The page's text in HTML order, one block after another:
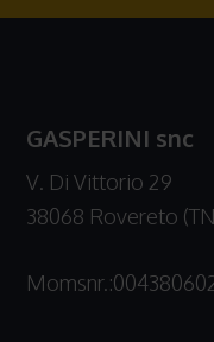
GASPERINI snc
V. Di Vittorio 29
38068 Rovereto